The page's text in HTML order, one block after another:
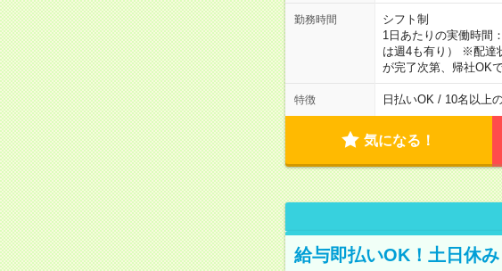
勤務時間
シフト制
1日あたりの実働時間
は週4も有り） ※配達
が完了次第、帰社OK
特徴 日払いOK / 10名以上
気になる！
給与即払いOK！土日休